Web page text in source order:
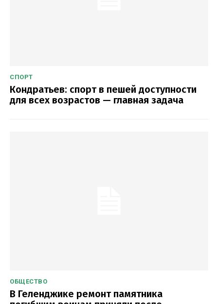
СПОРТ
Кондратьев: спорт в пешей доступности
для всех возрастов — главная задача
ОБЩЕСТВО
В Геленджике ремонт памятника